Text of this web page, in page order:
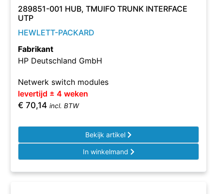
289851-001 HUB, TMUIFO TRUNK INTERFACE
UTP
HEWLETT-PACKARD
Fabrikant
HP Deutschland GmbH
Netwerk switch modules
levertijd ± 4 weken
€ 70,14 incl. BTW
Bekijk artikel
In winkelmand